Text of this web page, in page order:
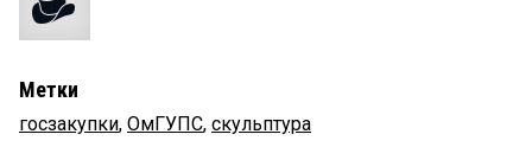
Метки
госзакупки, ОмГУПС, скульптура